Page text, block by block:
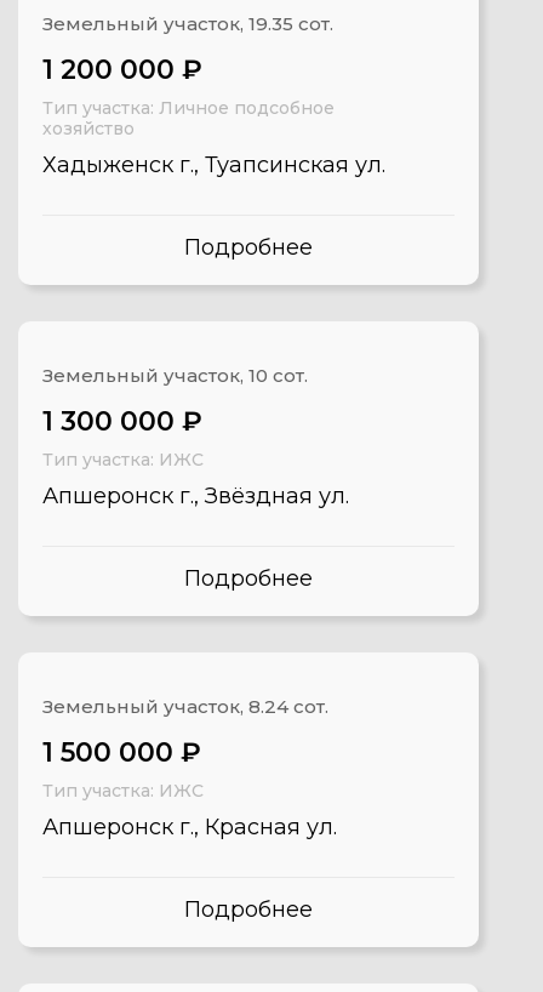
Земельный участок, 19.35 сот.
1 200 000 ₽
Тип участка: Личное подсобное
хозяйство
Хадыженск г., Туапсинская ул.
Подробнее
Земельный участок, 10 сот.
1 300 000 ₽
Тип участка: ИЖС
Апшеронск г., Звёздная ул.
Подробнее
Земельный участок, 8.24 сот.
1 500 000 ₽
Тип участка: ИЖС
Апшеронск г., Красная ул.
Подробнее